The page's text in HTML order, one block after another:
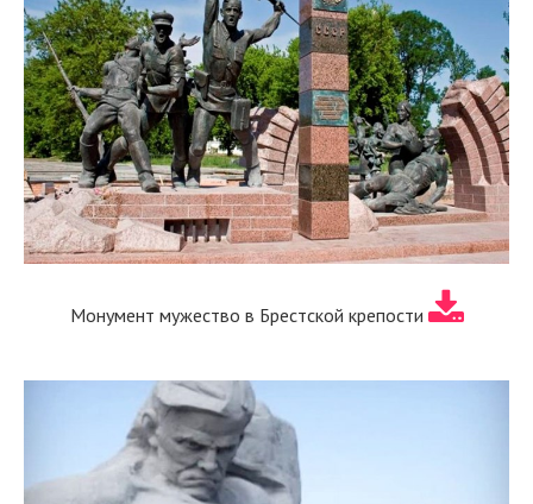
Монумент мужество в Брестской крепости